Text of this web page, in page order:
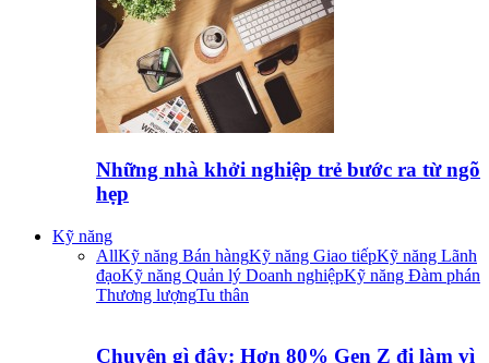
Những nhà khởi nghiệp trẻ bước ra từ ngõ
hẹp
Kỹ năng
AllKỹ năng Bán hàngKỹ năng Giao tiếpKỹ năng Lãnh
đạoKỹ năng Quản lý Doanh nghiệpKỹ năng Đàm phán
Thương lượngTu thân
Chuyện gì đây: Hơn 80% Gen Z đi làm vì